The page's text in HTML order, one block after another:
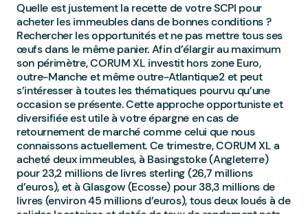
Quelle est justement la recette de votre SCPI pour
acheter les immeubles dans de bonnes conditions ?
Rechercher les opportunités et ne pas mettre tous ses
œufs dans le même panier. Afin d’élargir au maximum
son périmètre, CORUM XL investit hors zone Euro,
outre-Manche et même outre-Atlantique2 et peut
s’intéresser à toutes les thématiques pourvu qu’une
occasion se présente. Cette approche opportuniste et
diversifiée est utile à votre épargne en cas de
retournement de marché comme celui que nous
connaissons actuellement. Ce trimestre, CORUM XL a
acheté deux immeubles, à Basingstoke (Angleterre)
pour 23,2 millions de livres sterling (26,7 millions
d’euros), et à Glasgow (Ecosse) pour 38,3 millions de
livres (environ 45 millions d’euros), tous deux loués à de